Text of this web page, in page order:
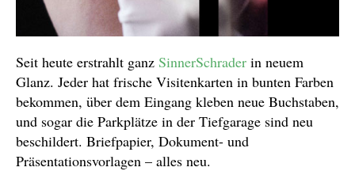
Seit heute erstrahlt ganz SinnerSchrader in neuem
Glanz. Jeder hat frische Visitenkarten in bunten Farben
bekommen, über dem Eingang kleben neue Buchstaben,
und sogar die Parkplätze in der Tiefgarage sind neu
beschildert. Briefpapier, Dokument- und
Präsentationsvorlagen – alles neu.